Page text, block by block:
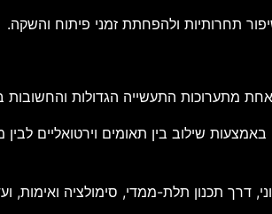
תחרותיות ולהפחתת זמני פיתוח והשקה.
שילוב בין תאומים וירטואליים
תכנון תלת-ממדי, סימולציה ואימות,